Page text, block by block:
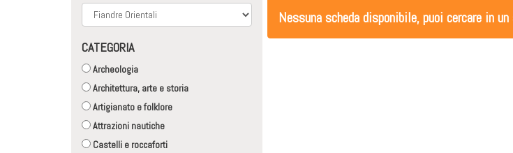
CATEGORIA
Archeologia
Architettura, arte e storia
Artigianato e folklore
Attrazioni nautiche
Castelli e roccaforti
Nessuna scheda disponibile, puoi cercare in